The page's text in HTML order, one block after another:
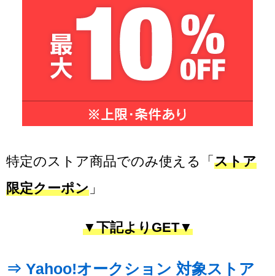
特定のストア商品でのみ使える「 ストア
限定クーポン 」
▼下記よりGET▼
⇒ Yahoo!オークション 対象ストア